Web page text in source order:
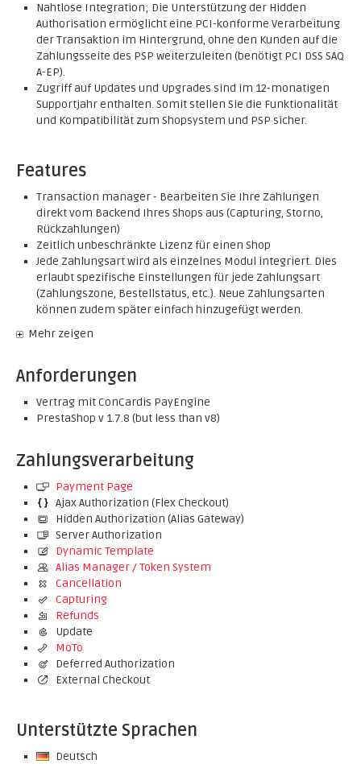
Nahtlose Integration; Die Unterstützung der Hidden
Authorisation ermöglicht eine PCI-konforme Verarbeitung
der Transaktion im Hintergrund, ohne den Kunden auf die
Zahlungsseite des PSP weiterzuleiten (benötigt PCI DSS SAQ
A-EP).
Zugriff auf Updates und Upgrades sind im 12-monatigen
Supportjahr enthalten. Somit stellen Sie die Funktionalität
und Kompatibilität zum Shopsystem und PSP sicher.
Features
Transaction manager - Bearbeiten Sie Ihre Zahlungen
direkt vom Backend Ihres Shops aus (Capturing, Storno,
Rückzahlungen)
Zeitlich unbeschränkte Lizenz für einen Shop
Jede Zahlungsart wird als einzelnes Modul integriert. Dies
erlaubt spezifische Einstellungen für jede Zahlungsart
(Zahlungszone, Bestellstatus, etc.). Neue Zahlungsarten
können zudem später einfach hinzugefügt werden.
Mehr zeigen
Anforderungen
Vertrag mit ConCardis PayEngine
PrestaShop v 1.7.8 (but less than v8)
Zahlungsverarbeitung
Payment Page
Ajax Authorization (Flex Checkout)
Hidden Authorization (Alias Gateway)
Server Authorization
Dynamic Template
Alias Manager / Token System
Cancellation
Capturing
Refunds
Update
MoTo
Deferred Authorization
External Checkout
Unterstützte Sprachen
Deutsch